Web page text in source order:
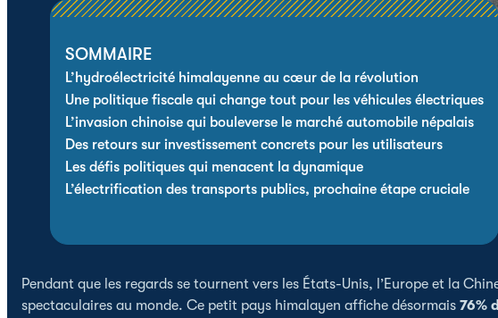
SOMMAIRE
L’hydroélectricité himalayenne au cœur de la révolution
Une politique fiscale qui change tout pour les véhicules électriques
L’invasion chinoise qui bouleverse le marché automobile népalais
Des retours sur investissement concrets pour les utilisateurs
Les défis politiques qui menacent la dynamique
L’électrification des transports publics, prochaine étape cruciale
Pendant que les regards se tournent vers les États-Unis, l’Europe et la
spectaculaires au monde. Ce petit pays himalayen affiche désormais 76%